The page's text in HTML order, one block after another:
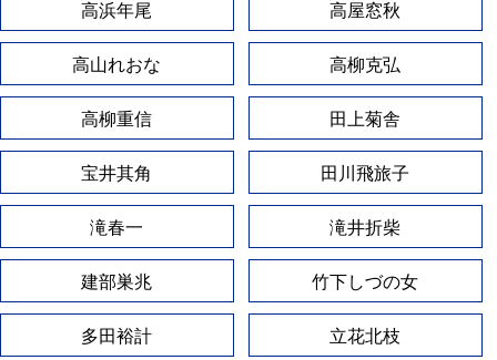
高浜年尾 高屋窓秋
高山れおな 高柳克弘
高柳重信 田上菊舎
宝井其角 田川飛旅子
滝春一 滝井折柴
建部巣兆 竹下しづの女
多田裕計 立花北枝